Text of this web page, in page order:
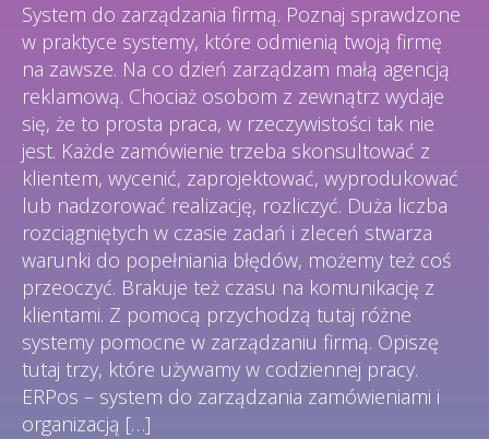
System do zarządzania firmą. Poznaj sprawdzone
w praktyce systemy, które odmienią twoją firmę
na zawsze. Na co dzień zarządzam małą agencją
reklamową. Chociaż osobom z zewnątrz wydaje
się, że to prosta praca, w rzeczywistości tak nie
jest. Każde zamówienie trzeba skonsultować z
klientem, wycenić, zaprojektować, wyprodukować
lub nadzorować realizację, rozliczyć. Duża liczba
rozciągniętych w czasie zadań i zleceń stwarza
warunki do popełniania błędów, możemy też coś
przeoczyć. Brakuje też czasu na komunikację z
klientami. Z pomocą przychodzą tutaj różne
systemy pomocne w zarządzaniu firmą. Opiszę
tutaj trzy, które używamy w codziennej pracy.
ERPos – system do zarządzania zamówieniami i
organizacją […]